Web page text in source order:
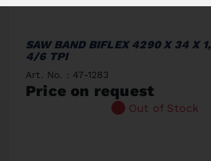
SAW BAND BIFLEX 4290 X 34 X
4/6 TPI
Art. No. : 47-1283
Price on request
Out of Stock